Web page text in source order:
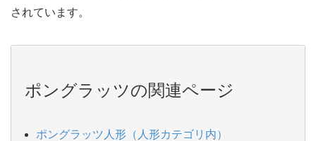
されています。
ポングラッツの関連ページ
ポングラッツ人形（人形カテゴリ内）